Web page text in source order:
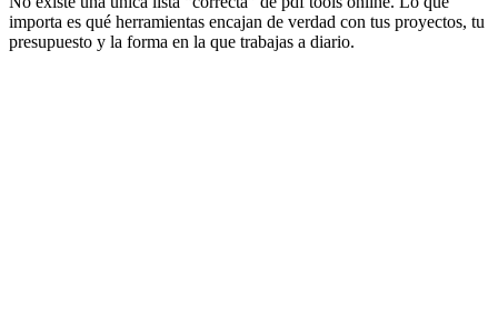
importa es qué herramientas encajan de verdad con tus proyectos, tu
presupuesto y la forma en la que trabajas a diario.